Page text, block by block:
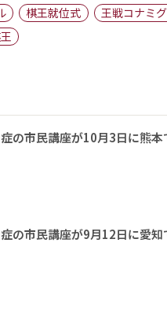
棋王就位式
王戦コナミ
の市民講座が10月3日に熊本
の市民講座が9月12日に愛知